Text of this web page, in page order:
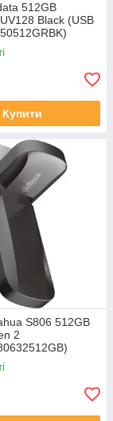
512GB
Black (USB
Купити
S806 512GB
2